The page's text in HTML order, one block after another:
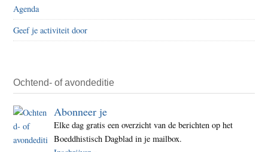
Agenda
Geef je activiteit door
Ochtend- of avondeditie
Abonneer je
Elke dag gratis een overzicht van de berichten op het
Boeddhistisch Dagblad in je mailbox.